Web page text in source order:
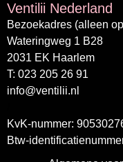
Ventilii Nederland
Bezoekadres (alleen
Wateringweg 1 B28
2031 EK Haarlem
T: 023 205 26 91
info@ventilii.nl
KvK-nummer:
Btw-